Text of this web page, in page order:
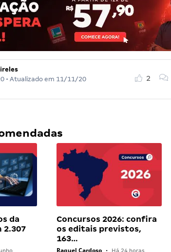
• Atualizado em 11/11/20
2
da
2.307
Concursos 2026: confira
os editais previstos,
163…
• Há 24 horas